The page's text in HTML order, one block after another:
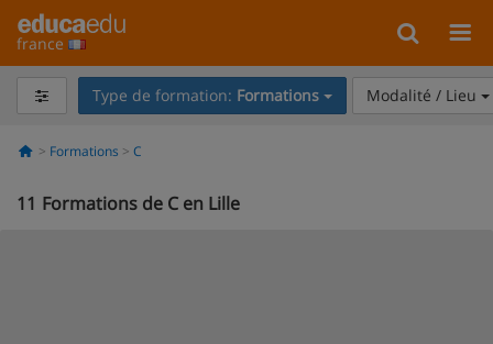
france
Type de formation: Formations Modalité / Lieu
Formations C
11 Formations de C en Lille